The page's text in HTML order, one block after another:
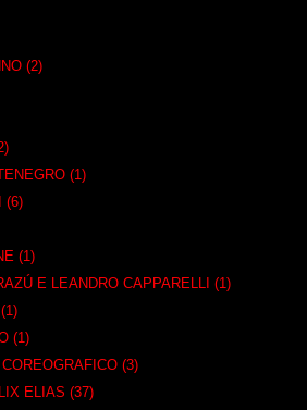
(2)
(1)
(6)
(1)
E LEANDRO CAPPARELLI (1)
(1)
(3)
ELIAS (37)